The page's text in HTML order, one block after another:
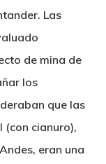
Las
de mina de
los
que las
(con cianuro),
eran una